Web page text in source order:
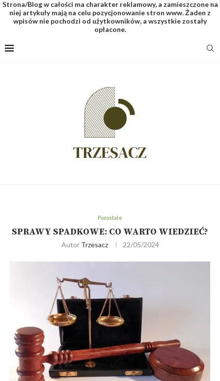
Strona/Blog w całości ma charakter reklamowy, a zamieszczone na
niej artykuły mają na celu pozycjonowanie stron www. Żaden z
wpisów nie pochodzi od użytkowników, a wszystkie zostały
opłacone.
Pozostałe
SPRAWY SPADKOWE: CO WARTO WIEDZIEĆ?
Autor Trzesacz 22/05/2024